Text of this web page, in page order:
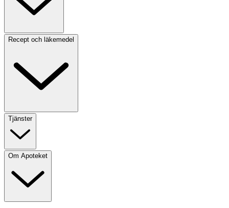
Recept och läkemedel
Tjänster
Om Apoteket